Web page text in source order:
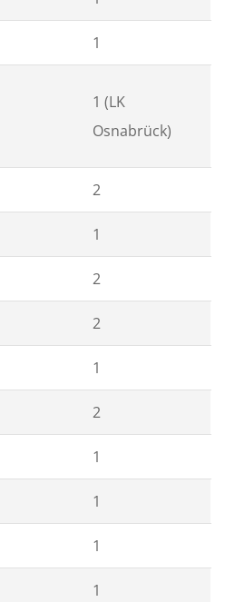
1
1 (LK
Osnabrück)
2
1
2
2
1
2
1
1
1
1